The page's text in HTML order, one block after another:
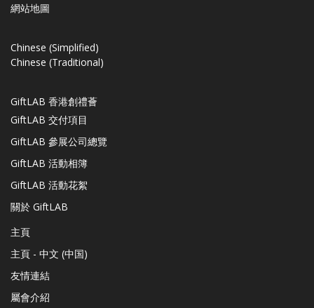
網站地圖
Chinese (Simplified)
Chinese (Traditional)
GiftLAB 香港創禮薈
GiftLAB 交付項目
GiftLAB 參展公司總覽
GiftLAB 活動相簿
GiftLAB 活動花絮
關於 GiftLAB
主頁
主頁 - 中文 (中国)
友情連結
屬會介紹